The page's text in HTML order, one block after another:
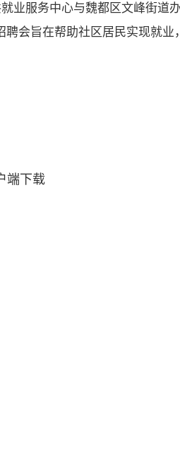
业服务中心与魏都区文峰街道
聘会旨在帮助社区居民实现就业
端下载